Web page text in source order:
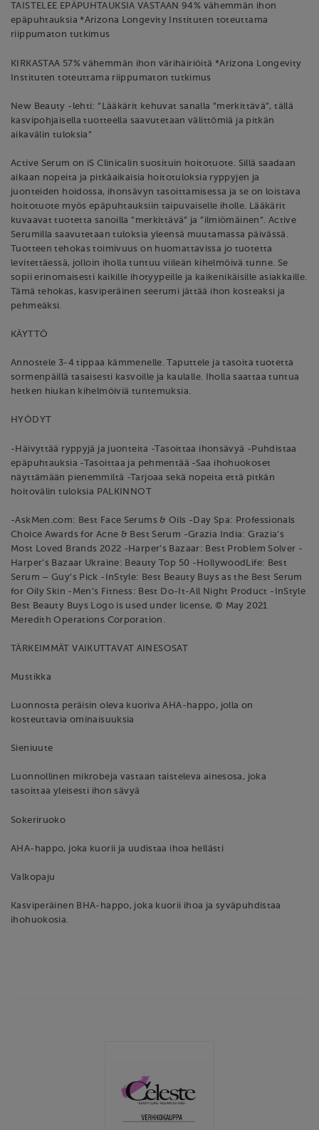
TAISTELEE EPÄPUHTAUKSIA VASTAAN 94% vähemmän ihon
epäpuhtauksia *Arizona Longevity Instituten toteuttama
riippumaton tutkimus
KIRKASTAA 57% vähemmän ihon värihäiriöitä *Arizona Longevity
Instituten toteuttama riippumaton tutkimus
New Beauty -lehti: ”Lääkärit kehuvat sanalla ”merkittävä”, tällä
kasvipohjaisella tuotteella saavutetaan välittömiä ja pitkän
aikavälin tuloksia”
Active Serum on iS Clinicalin suosituin hoitotuote. Sillä saadaan
aikaan nopeita ja pitkäaikaisia hoitotuloksia ryppyjen ja
juonteiden hoidossa, ihonsävyn tasoittamisessa ja se on loistava
hoitotuote myös epäpuhtauksiin taipuvaiselle iholle. Lääkärit
kuvaavat tuotetta sanoilla ”merkittävä” ja ”ilmiömäinen”. Active
Serumilla saavutetaan tuloksia yleensä muutamassa päivässä.
Tuotteen tehokas toimivuus on huomattavissa jo tuotetta
levitettäessä, jolloin iholla tuntuu viileän kihelmöivä tunne. Se
sopii erinomaisesti kaikille ihotyypeille ja kaikenikäisille asiakkaille.
Tämä tehokas, kasviperäinen seerumi jättää ihon kosteaksi ja
pehmeäksi.
KÄYTTÖ
Annostele 3-4 tippaa kämmenelle. Taputtele ja tasoita tuotetta
sormenpäillä tasaisesti kasvoille ja kaulalle. Iholla saattaa tuntua
hetken hiukan kihelmöiviä tuntemuksia.
HYÖDYT
-Häivyttää ryppyjä ja juonteita -Tasoittaa ihonsävyä -Puhdistaa
epäpuhtauksia -Tasoittaa ja pehmentää -Saa ihohuokoset
näyttämään pienemmiltä -Tarjoaa sekä nopeita että pitkän
hoitovälin tuloksia PALKINNOT
-AskMen.com: Best Face Serums & Oils -Day Spa: Professionals
Choice Awards for Acne & Best Serum -Grazia India: Grazia’s
Most Loved Brands 2022 -Harper’s Bazaar: Best Problem Solver -
Harper’s Bazaar Ukraine: Beauty Top 50 -HollywoodLife: Best
Serum – Guy’s Pick -InStyle: Best Beauty Buys as the Best Serum
for Oily Skin -Men’s Fitness: Best Do-It-All Night Product -InStyle
Best Beauty Buys Logo is used under license, © May 2021
Meredith Operations Corporation.
TÄRKEIMMÄT VAIKUTTAVAT AINESOSAT
Mustikka
Luonnosta peräisin oleva kuoriva AHA-happo, jolla on
kosteuttavia ominaisuuksia
Sieniuute
Luonnollinen mikrobeja vastaan taisteleva ainesosa, joka
tasoittaa yleisesti ihon sävyä
Sokeriruoko
AHA-happo, joka kuorii ja uudistaa ihoa hellästi
Valkopaju
Kasviperäinen BHA-happo, joka kuorii ihoa ja syväpuhdistaa
ihohuokosia.